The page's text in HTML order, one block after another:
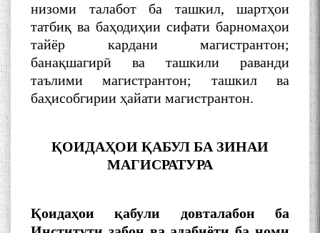
низоми талабот ба ташкил, шартҳои
татбиқ ва баҳодиҳии сифати барномаҳои
тайёр кардани магистрантон;
банақшагирӣ ва ташкили раванди
таълими магистрантон; ташкил ва
баҳисобгирии ҳайати магистрантон.
ҚОИДАҲОИ ҚАБУЛ БА ЗИНАИ
МАГИСРАТУРА
Қоидаҳои қабули довталабон
ба